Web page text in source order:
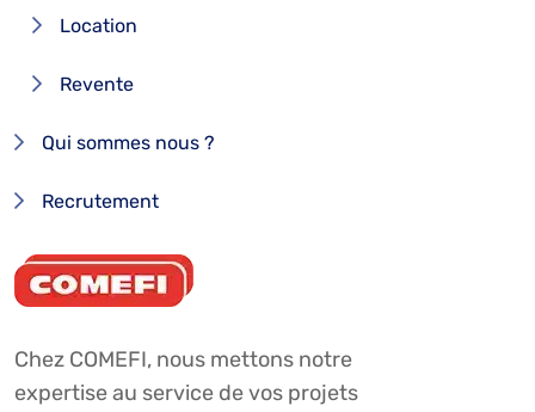
Location
Revente
Qui sommes nous ?
Recrutement
Chez COMEFI, nous mettons notre
expertise au service de vos projets